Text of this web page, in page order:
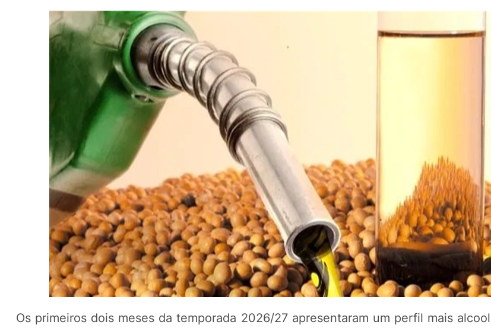
Os primeiros dois meses da temporada 2026/27 apresentaram um perfil mais